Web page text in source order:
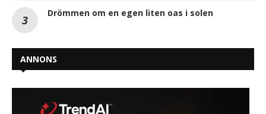
Drömmen om en egen liten oas i solen
ANNONS